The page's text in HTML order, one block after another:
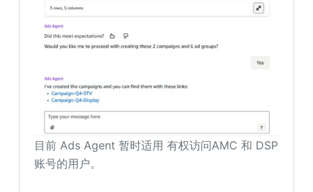
目前 Ads Agent 暂时适用 有权访问AMC 和 DSP
账号的用户。